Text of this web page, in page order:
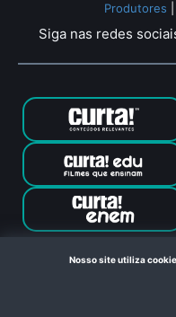
Produtores
Siga nas redes
Canal Curta © 2024.
no
Nosso site utiliza